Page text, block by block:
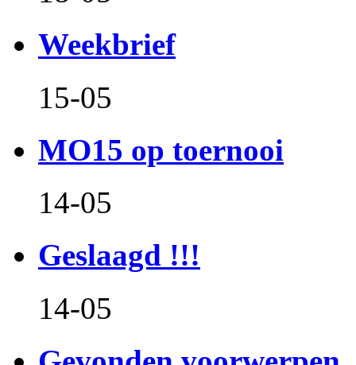
Weekbrief
15-05
MO15 op toernooi
14-05
Geslaagd !!!
14-05